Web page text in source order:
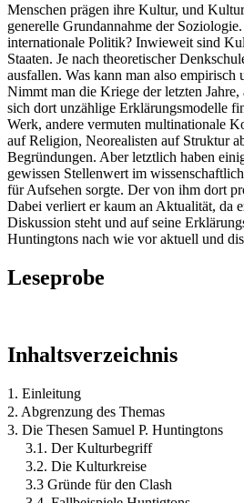
Menschen prägen ihre Kultur, und
generelle Grundannahme der
internationale Politik? Inwieweit sind
Staaten. Je nach theoretischer
ausfallen. Was kann man also empirisch
Nimmt man die Kriege der letzten
sich dort unzählige Erklärungsmodelle
Werk, andere vermuten multinationale
auf Religion, Neorealisten auf Struktur
Begründungen. Aber letztlich haben
gewissen Stellenwert im
für Aufsehen sorgte. Der von ihm dort
Dabei verliert er kaum an Aktualität, da
Diskussion steht und auf seine
Huntingtons nach wie vor aktuell und
Leseprobe
Inhaltsverzeichnis
1. Einleitung
2. Abgrenzung des Themas
3. Die Thesen Samuel P. Huntingtons
3.1. Der Kulturbegriff
3.2. Die Kulturkreise
3.3 Gründe für den Clash